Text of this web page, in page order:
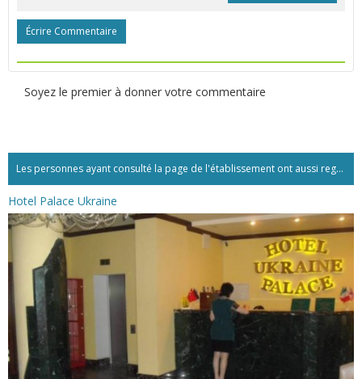
Écrire Commentaire
Soyez le premier à donner votre commentaire
Les personnes ayant consulté la page de l'établissement ont aussi regardé:...
Hotel Palace Ukraine